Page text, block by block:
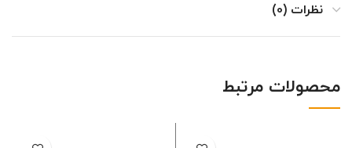
نظرات (0)
محصولات مرتبط